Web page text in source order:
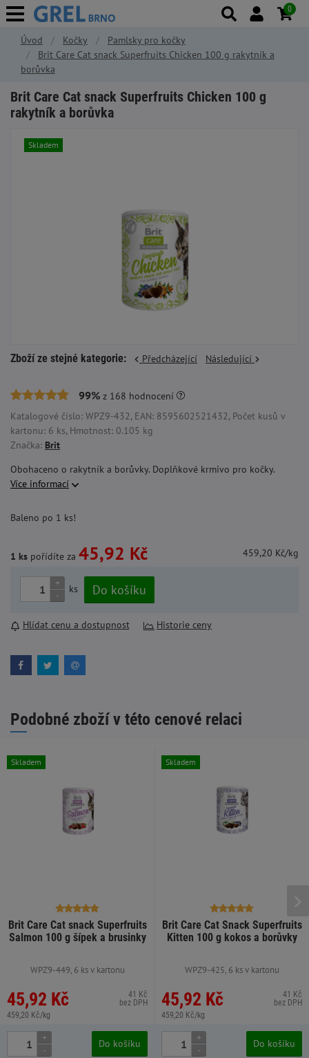
Úvod Kočky
Pamlsky pro kočky
Brit Care Cat snack Superfruits Chicken 100 g rakytník a
borůvka
Brit Care Cat snack Superfruits Chicken 100 g
rakytník a borůvka
Skladem
Zboží ze stejné kategorie: Předcházející Následující
99% z 168 hodnocení
Katalogové číslo: WPZ9-432, EAN: 8595602521432, Počet kusů v
kartonu: 6 ks, Hmotnost: 0.105 kg
Značka: Brit
Obohaceno o rakytník a borůvky. Doplňkové krmivo pro kočky.
Více informací
Baleno po 1 ks!
1 ks pořídíte za 45,92 Kč 459,20 Kč/kg
+
-
ks Do košíku
Hlídat cenu a dostupnost Historie ceny
Podobné zboží v této cenové relaci
Brit Care Cat snack Superfruits
Salmon 100 g šípek a brusinky
WPZ9-449, 6 ks v kartonu
45,92 Kč
459,20 Kč/kg
41 Kč
bez DPH
Skladem
+
-
Do košíku
Brit Care Cat Snack Superfruits
Kitten 100 g kokos a borůvky
WPZ9-425, 6 ks v kartonu
45,92 Kč
459,20 Kč/kg
41 Kč
bez DPH
Skladem
+
-
Do košíku
0